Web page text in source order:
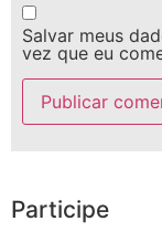
Salvar meus
vez que eu
Participe